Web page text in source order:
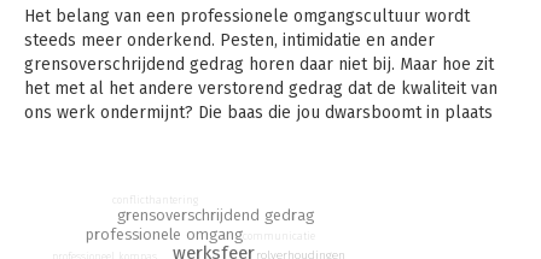
Het belang van een professionele omgangscultuur wordt
steeds meer onderkend. Pesten, intimidatie en ander
grensoverschrijdend gedrag horen daar niet bij. Maar hoe zit
het met al het andere verstorend gedrag dat de kwaliteit van
ons werk ondermijnt? Die baas die jou dwarsboomt in plaats
nog wel als gedoe op het werk dat er nu eenmaal bij hoort?
André Kalden en Myra van Zwieten zijn al tien jaar op een
werksfeer
professionele omgang
grensoverschrijdend gedrag
rolverhoudingen
communicatie
conflicthantering